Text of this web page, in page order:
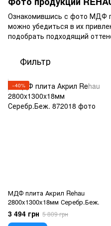
Ознакомившись с фото МДФ
можно убедиться в их
подобрать подходящий
Фильтр
−40%
МДФ плита Акрил Rehau
2800x1300x18мм Серебр.Беж.
3 494 грн 5 809 грн